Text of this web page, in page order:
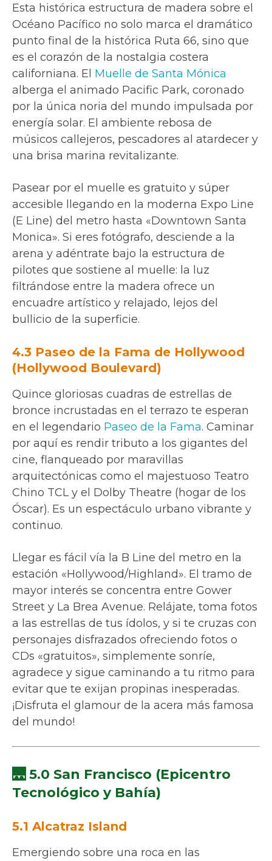
Esta histórica estructura de madera sobre el
Océano Pacífico no solo marca el dramático
punto final de la histórica Ruta 66, sino que
es el corazón de la nostalgia costera
californiana. El Muelle de Santa Mónica
alberga el animado Pacific Park, coronado
por la única noria del mundo impulsada por
energía solar. El ambiente rebosa de
músicos callejeros, pescadores al atardecer y
una brisa marina revitalizante.
Pasear por el muelle es gratuito y súper
accesible llegando en la moderna Expo Line
(E Line) del metro hasta «Downtown Santa
Monica». Si eres fotógrafo, desciende a la
arena y adéntrate bajo la estructura de
pilotes que sostiene al muelle: la luz
filtrándose entre la madera ofrece un
encuadre artístico y relajado, lejos del
bullicio de la superficie.
4.3 Paseo de la Fama de Hollywood
(Hollywood Boulevard)
Quince gloriosas cuadras de estrellas de
bronce incrustadas en el terrazo te esperan
en el legendario Paseo de la Fama. Caminar
por aquí es rendir tributo a los gigantes del
cine, flanqueado por maravillas
arquitectónicas como el majestuoso Teatro
Chino TCL y el Dolby Theatre (hogar de los
Óscar). Es un espectáculo urbano vibrante y
continuo.
Llegar es fácil vía la B Line del metro en la
estación «Hollywood/Highland». El tramo de
mayor interés se concentra entre Gower
Street y La Brea Avenue. Relájate, toma fotos
a las estrellas de tus ídolos, y si te cruzas con
personajes disfrazados ofreciendo fotos o
CDs «gratuitos», simplemente sonríe,
agradece y sigue caminando a tu ritmo para
evitar que te exijan propinas inesperadas.
¡Disfruta el glamour de la acera más famosa
del mundo!
🌉 5.0 San Francisco (Epicentro
Tecnológico y Bahía)
5.1 Alcatraz Island
Emergiendo sobre una roca en las